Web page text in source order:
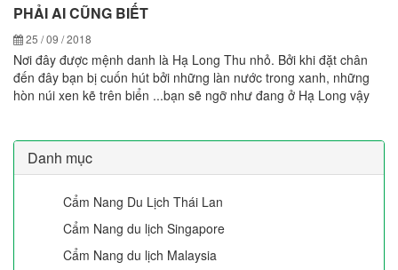
PHẢI AI CŨNG BIẾT
25 / 09 / 2018
Nơi đây được mệnh danh là Hạ Long Thu nhỏ. Bởi khi đặt chân
đến đây bạn bị cuốn hút bởi những làn nước trong xanh, những
hòn núi xen kẽ trên biển ...bạn sẽ ngỡ như đang ở Hạ Long vậy
Danh mục
Cẩm Nang Du Lịch Thái Lan
Cẩm Nang du lịch Singapore
Cẩm Nang du lịch Malaysia